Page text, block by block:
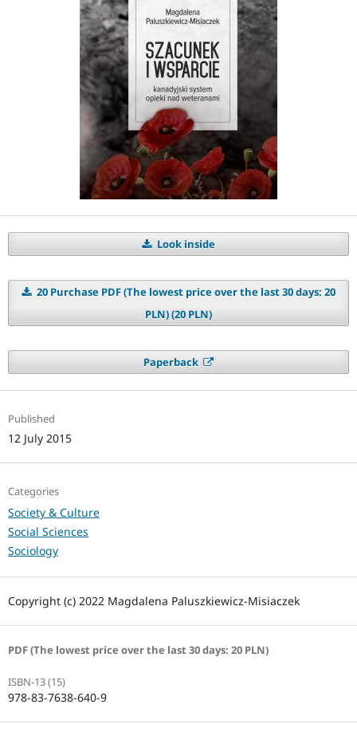
Look inside
20 Purchase PDF (The lowest price over the last 30 days: 20
PLN) (20 PLN)
Paperback
Published
12 July 2015
Categories
Society & Culture
Social Sciences
Sociology
Copyright (c) 2022 Magdalena Paluszkiewicz-Misiaczek
PDF (The lowest price over the last 30 days: 20 PLN)
ISBN-13 (15)
978-83-7638-640-9